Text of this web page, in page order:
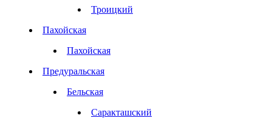
Троицкий
Пахойская
Пахойская
Предуральская
Бельская
Саракташский